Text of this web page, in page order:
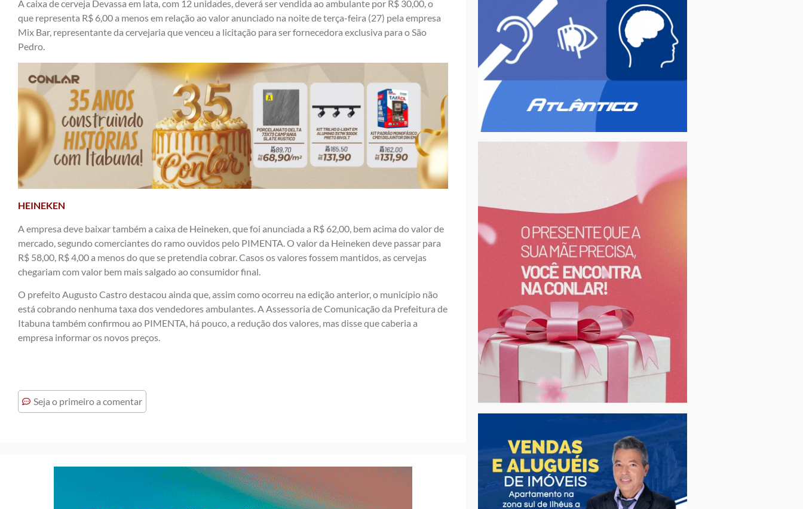
A caixa de cerveja Devassa em lata, com 12 unidades, deverá ser vendida ao ambulante por R$ 30,00, o
que representa R$ 6,00 a menos em relação ao valor anunciado na noite de terça-feira (27) pela empresa
Mix Bar, representante da cervejaria que venceu a licitação para ser fornecedora exclusiva para o São
Pedro.
HEINEKEN
A empresa deve baixar também a caixa de Heineken, que foi anunciada a R$ 62,00, bem acima do valor de
mercado, segundo comerciantes do ramo ouvidos pelo PIMENTA. O valor da Heineken deve passar para
R$ 58,00, R$ 4,00 a menos do que se pretendia cobrar. Casos os valores fossem mantidos, as cervejas
chegariam com valor bem mais salgado ao consumidor final.
O prefeito Augusto Castro destacou ainda que, assim como ocorreu na edição anterior, o município não
está cobrando nenhuma taxa dos vendedores ambulantes. A Assessoria de Comunicação da Prefeitura de
Itabuna também confirmou ao PIMENTA, há pouco, a redução dos valores, mas disse que caberia a
empresa informar os novos preços.
Seja o primeiro a comentar